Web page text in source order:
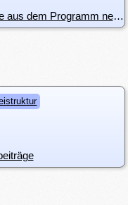
i7123: Programmpunkt zur Blutspende aus dem Programm nehmen